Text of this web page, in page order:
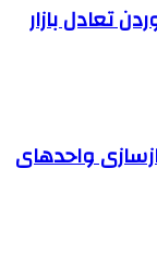
تعادل بازار
واحدهای